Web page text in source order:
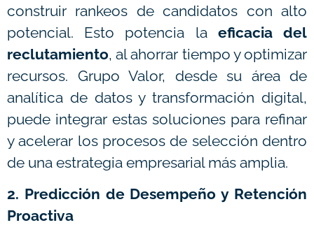
construir rankeos de candidatos con alto
potencial. Esto potencia la eficacia del
reclutamiento, al ahorrar tiempo y optimizar
recursos. Grupo Valor, desde su área de
analítica de datos y transformación digital,
puede integrar estas soluciones para refinar
y acelerar los procesos de selección dentro
de una estrategia empresarial más amplia.
2. Predicción de Desempeño y Retención
Proactiva